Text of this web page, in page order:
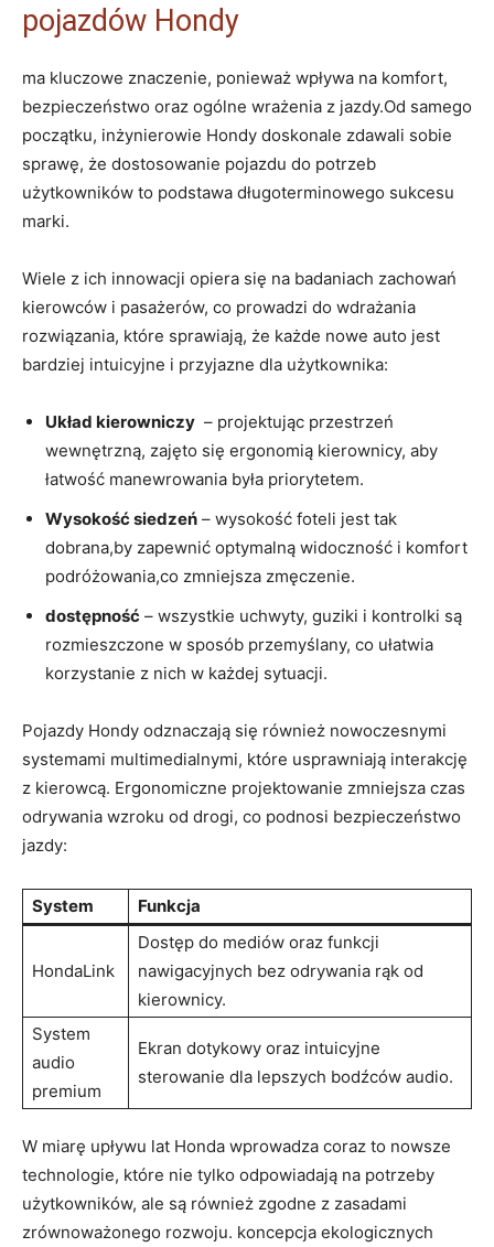
pojazdów Hondy
ma kluczowe znaczenie, ponieważ‍ wpływa na komfort,‌
bezpieczeństwo ‌oraz ogólne ​wrażenia z ⁤jazdy.Od samego
początku, inżynierowie⁢ Hondy doskonale ⁣zdawali ​sobie
sprawę, że dostosowanie pojazdu do potrzeb
użytkowników to podstawa długoterminowego sukcesu
marki.
Wiele z ich innowacji opiera się na badaniach zachowań
kierowców i⁢ pasażerów, co prowadzi do wdrażania
rozwiązania, które sprawiają, że każde nowe auto jest
bardziej intuicyjne i przyjazne dla użytkownika:
Układ ⁣kierowniczy ‌ – projektując ‌przestrzeń
wewnętrzną, zajęto się ergonomią kierownicy, aby
łatwość manewrowania⁣ była priorytetem.
Wysokość siedzeń – wysokość foteli jest tak
dobrana,by‍ zapewnić ⁣optymalną widoczność i ⁤komfort
podróżowania,co zmniejsza zmęczenie.
dostępność – wszystkie uchwyty, guziki i kontrolki są
rozmieszczone w sposób przemyślany, co ułatwia
korzystanie ⁤z nich w każdej sytuacji.
Pojazdy Hondy odznaczają się również nowoczesnymi
systemami multimedialnymi,⁤ które usprawniają interakcję
z kierowcą. Ergonomiczne projektowanie zmniejsza czas
odrywania wzroku od drogi, co podnosi bezpieczeństwo
jazdy:
System Funkcja
HondaLink
Dostęp⁤ do mediów⁣ oraz funkcji
nawigacyjnych bez odrywania rąk od
kierownicy.
System
audio
premium
Ekran dotykowy ​oraz intuicyjne
sterowanie dla lepszych ⁢bodźców audio.
W miarę upływu lat Honda‍ wprowadza coraz‍ to nowsze⁤
technologie, które nie tylko odpowiadają na potrzeby
użytkowników, ale są również zgodne z zasadami
zrównoważonego rozwoju. koncepcja ekologicznych ​